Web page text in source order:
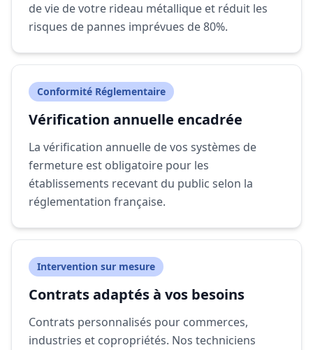
de vie de votre rideau métallique et réduit les
risques de pannes imprévues de 80%.
Conformité Réglementaire
Vérification annuelle encadrée
La vérification annuelle de vos systèmes de
fermeture est obligatoire pour les
établissements recevant du public selon la
réglementation française.
Intervention sur mesure
Contrats adaptés à vos besoins
Contrats personnalisés pour commerces,
industries et copropriétés. Nos techniciens